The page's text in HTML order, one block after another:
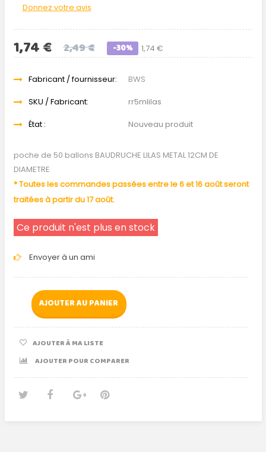
Donnez votre avis
1,74 €
1,74 € 2,49 € -30%
Fabricant / fournisseur:
BWS
SKU / Fabricant:
rr5mlilas
État :
Nouveau produit
poche de 50 ballons BAUDRUCHE LILAS METAL 12CM DE
DIAMETRE
* Toutes les commandes passées entre le 6 et 16 août seront
traitées à partir du 17 août.
Ce produit n'est plus en stock
Envoyer à un ami
AJOUTER AU PANIER
AJOUTER À MA LISTE
AJOUTER POUR COMPARER